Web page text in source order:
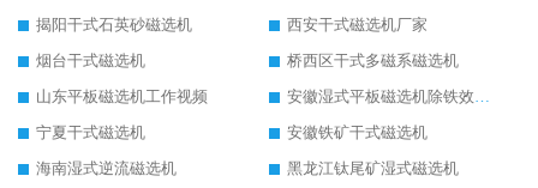
揭阳干式石英砂磁选机
西安干式磁选机厂家
烟台干式磁选机
桥西区干式多磁系磁选机
山东平板磁选机工作视频
安徽湿式平板磁选机除铁效果怎么样
宁夏干式磁选机
安徽铁矿干式磁选机
海南湿式逆流磁选机
黑龙江钛尾矿湿式磁选机